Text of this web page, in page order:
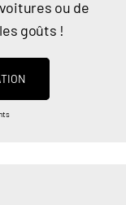
ou de
goûts !